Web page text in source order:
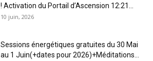
! Activation du Portail d’Ascension 12:21...
10 juin, 2026
Sessions énergétiques gratuites du 30 Mai
au 1 Juin(+dates pour 2026)+Méditations...